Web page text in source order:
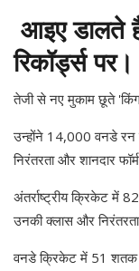
आइए डालते
रिकॉर्ड्स पर।
तेजी से नए मुकाम छूते
उन्होंने 14,000 वनडे रन
निरंतरता और शानदार
अंतर्राष्ट्रीय क्रिकेट में
उनकी क्लास और
वनडे क्रिकेट में 51 शतक